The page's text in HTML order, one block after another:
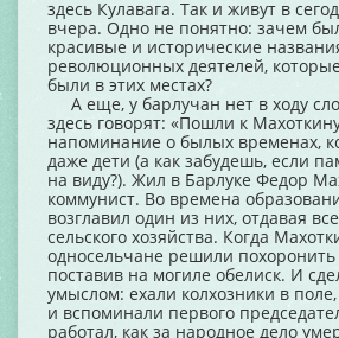
здесь Кулавага. Так и живут в
вчера. Одно не понятно: зачем
красивые и исторические
революционных деятелей,
были в этих местах?
А еще, у барлучан нет в ходу
здесь говорят: «Пошли к
напоминание о былых временах,
даже дети (а как забудешь, если
на виду?). Жил в Барлуке Федор
коммунист. Во времена
возглавил один из них, отдавая
сельского хозяйства. Когда
односельчане решили похоронить
поставив на могиле обелиск. И
умыслом: ехали колхозники в
и вспоминали первого
работал, как за народное дело